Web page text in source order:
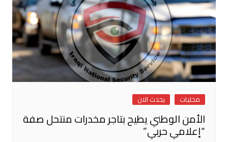
محليات يحدث الان
الأمن الوطني يطيح بتاجر مخدرات منتحل صفة
“إعلامي حربي”